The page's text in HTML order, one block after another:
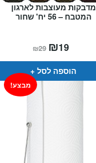
מדבקות מעוצבות לארגון
המטבח – 56 יח' שחור
₪29 המחיר
המקורי
היה:
₪29.
₪19
הוא:
הוספה לסל
מבצע!